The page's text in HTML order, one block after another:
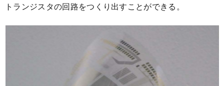
トランジスタの回路をつくり出すことができる。